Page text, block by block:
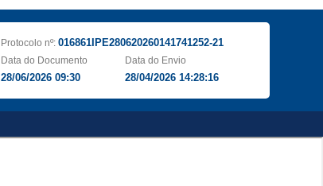
Protocolo nº: 016861IPE280620260141741252-21
Data do Documento
28/06/2026 09:30
Data do Envio
28/04/2026 14:28:16